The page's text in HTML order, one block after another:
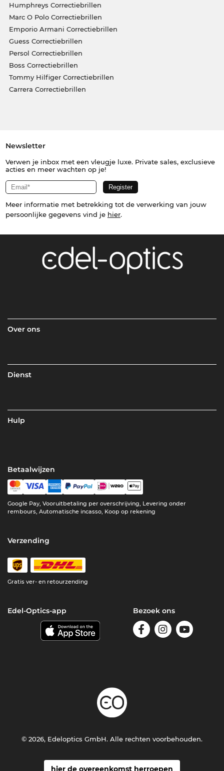
Humphreys Correctiebrillen
Marc O Polo Correctiebrillen
Emporio Armani Correctiebrillen
Guess Correctiebrillen
Persol Correctiebrillen
Boss Correctiebrillen
Tommy Hilfiger Correctiebrillen
Carrera Correctiebrillen
Newsletter
Verwen je inbox met een vleugje luxe. Private sales, exclusieve
acties en meer wachten op je!
Meer informatie met betrekking tot de verwerking van jouw
persoonlijke gegevens vind je hier.
Over ons
Dienst
Hulp
Betaalwijzen
Google Pay, Vooruitbetaling per overschrijving, Levering onder
rembours, Automatische incasso, Koop op rekening
Verzending
Gratis ver- en retourzending
Edel-Optics-app Bezoek ons
hier de overeenkomst herroepen
© 2026, Edeloptics GmbH. Alle rechten voorbehouden.